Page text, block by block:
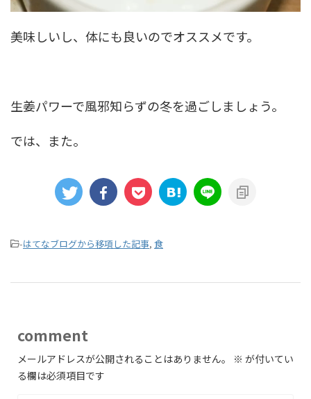
美味しいし、体にも良いのでオススメです。
生姜パワーで風邪知らずの冬を過ごしましょう。
では、また。
-はてなブログから移項した記事, 食
comment
メールアドレスが公開されることはありません。 ※ が付いてい
る欄は必須項目です